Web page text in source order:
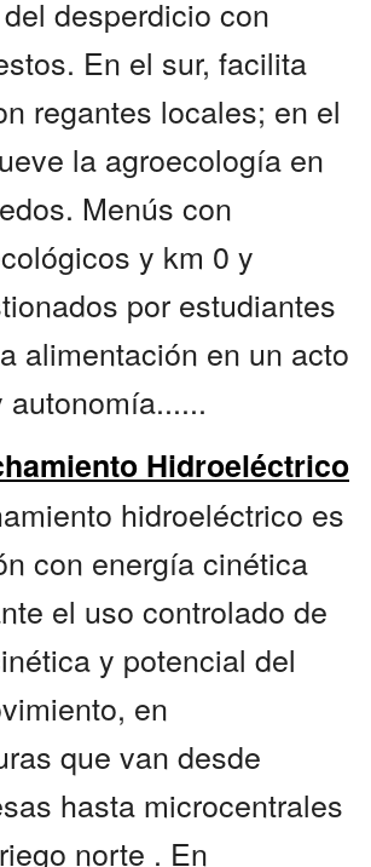
desperdicio con
En el sur, facilita
regantes locales; en el
la agroecología en
Menús con
y km 0 y
por estudiantes
alimentación en un acto
Hidroeléctrico
hidroeléctrico es
con energía cinética
el uso controlado de
y potencial del
en
que van desde
hasta microcentrales
norte . En